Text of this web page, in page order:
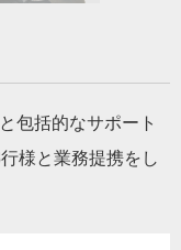
包括的なサポート
様と業務提携をし